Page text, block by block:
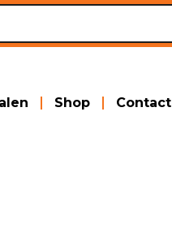
Shop Contact